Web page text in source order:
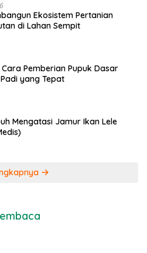
Ekosistem Pertanian
di Lahan Sempit
Pemberian Pupuk Dasar
yang Tepat
Mengatasi Jamur Ikan Lele